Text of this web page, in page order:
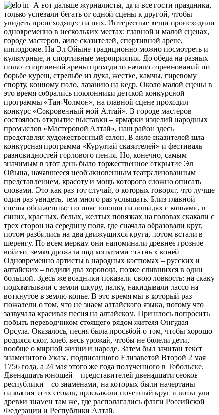
А вот дальше журналисты, да и все гости праздника,
только успевали бегать от одной сцены к другой, чтобы
увидеть происходящее на них. Интересные вещи происходили
одновременно в нескольких местах: главной и малой сценах,
городе мастеров, аиле сказителей, спортивной арене,
ипподроме. На Эл Ойыне традиционно можно посмотреть и
культурные, и спортивные мероприятия. До обеда на разных
полях спортивной арены проходило начало соревнований по
борьбе куреш, стрельбе из лука, жестке, камчы, гиревому
спорту, конному поло, лазанию на кедр. Около малой сцены в
это время собрались поклонники детской конкурсной
программы «Тан-Чолмон», на главной сцене проходил
конкурс «Сокровенный мой Алтай». В городе мастеров
состоялось открытие выставки – ярмарки изделий народных
промыслов «Мастеровой Алтай», наш район здесь
представлял художественный салон. В аиле сказителей шла
конкурсная программа «Курултай сказителей» и фестиваль
разновидностей горлового пения. Но, конечно, самым
значимым в этот день было торжественное открытие Эл
Ойына, начавшееся необыкновенным театрализованным
представлением, красоту и мощь которого сложно описать
словами. Это как раз тот случай, о которых говорят, что лучше
один раз увидеть, чем много раз услышать. Близ главной
сцены обнаженные по пояс юноши на лошадях с копьями, в
синих, красных, белых, желтых повязках на головах скакали с
трех сторон на середину поля, где сначала образовали круг,
потом разбились на два движущихся круга, потом встали в
шеренгу. По всем меркам они напоминали древнее грозное
войско, земля дрожала под копытами статных коней.
Одновременно артисты в народных костюмах – русских и
алтайских – водили два хоровода, позже слившихся в один
большой. Здесь же всадники показали свою ловкость: на скаку
подхватывали с земли шкуру, палку, накидывали лассо на
воткнутое в землю копье. В это время мы в который раз
пожалели о том, что не знаем алтайского языка, потому что
зазвучала красивая песня на алтайском. Пришлось попросить
побыть переводчиком стоящего рядом жителя Онгудая
Орсула. Оказалось, песня была просьбой о том, чтобы хорошо
родился скот, хлеб, весь урожай, чтобы не болели дети,
вообще о мирной жизни и народе. Затем был зачитан текст
знаменитого Указа, подписанного Елизаветой Второй 2 мая
1756 года, а 24 мая этого же года полученного в Тобольске.
Двенадцать юношей – представителей двенадцати сеоков
республики – со знаменами, на которых были начертаны
названия этих сеоков, проскакали почетный круг и воткнули
древки знамен там же, где располагались флаги Российской
Федерации и Республики Алтай.